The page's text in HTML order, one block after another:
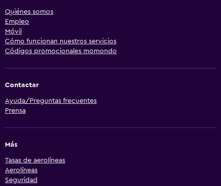
Quiénes somos
Empleo
Móvil
Cómo funcionan nuestros servicios
Códigos promocionales momondo
Contactar
Ayuda/Preguntas frecuentes
Prensa
Más
Tasas de aerolíneas
Aerolíneas
Seguridad